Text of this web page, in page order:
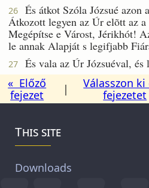
26
És átkot Szóla Józsué azon
Átkozott legyen az Úr elõtt az
Megépítse e Várost, Jérikhót!
le annak Alapját s legifjabb
27
És vala az Úr Józsuéval,
« Előző
fejezet
|
Válasszon ki
fejezetet
This site
Downloads